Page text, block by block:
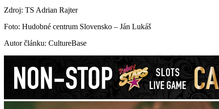
Zdroj: TS Adrian Rajter
Foto: Hudobné centrum Slovensko – Ján Lukáš
Autor článku: CultureBase